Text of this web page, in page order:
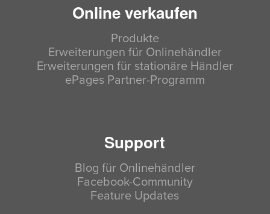
Online verkaufen
Produkte
Erweiterungen für Onlinehändler
Erweiterungen für stationäre Händler
ePages Partner-Programm
Support
Blog für Onlinehändler
Facebook-Community
Feature Updates